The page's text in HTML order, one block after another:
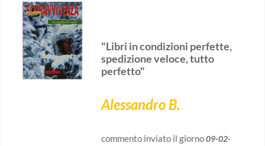
"Libri in condizioni perfette,
spedizione veloce, tutto
perfetto"
Alessandro B.
commento inviato il giorno09-02-